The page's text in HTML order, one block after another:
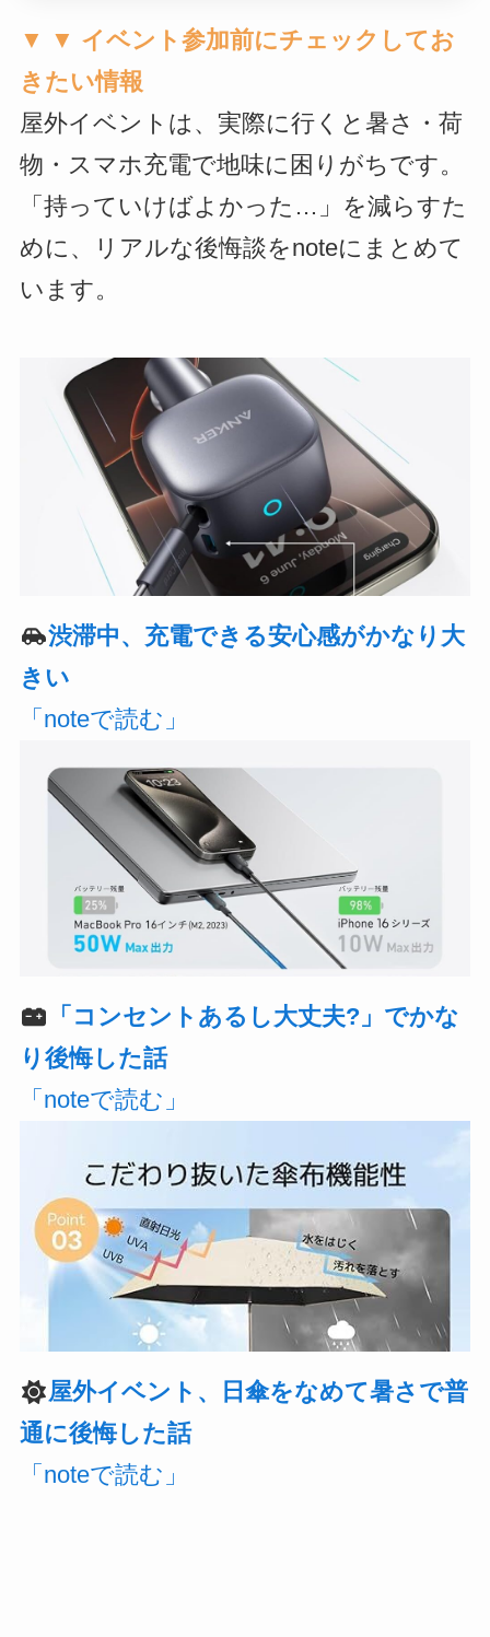
▼ ▼ イベント参加前にチェックしてお
きたい情報
屋外イベントは、実際に行くと暑さ・荷
物・スマホ充電で地味に困りがちです。
「持っていけばよかった…」を減らすた
めに、リアルな後悔談をnoteにまとめて
います。
渋滞中、充電できる安心感がかなり大
きい
「noteで読む」
「コンセントあるし大丈夫?」でかな
り後悔した話
「noteで読む」
屋外イベント、日傘をなめて暑さで普
通に後悔した話
「noteで読む」